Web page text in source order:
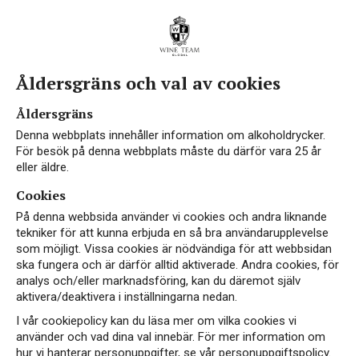
Åldersgräns och val av cookies
Åldersgräns
Denna webbplats innehåller information om alkoholdrycker.
För besök på denna webbplats måste du därför vara 25 år
eller äldre.
Cookies
På denna webbsida använder vi cookies och andra liknande
tekniker för att kunna erbjuda en så bra användarupplevelse
som möjligt. Vissa cookies är nödvändiga för att webbsidan
ska fungera och är därför alltid aktiverade. Andra cookies, för
analys och/eller marknadsföring, kan du däremot själv
aktivera/deaktivera i inställningarna nedan.
I vår cookiepolicy kan du läsa mer om vilka cookies vi
använder och vad dina val innebär. För mer information om
hur vi hanterar personuppgifter, se vår personuppgiftspolicy.